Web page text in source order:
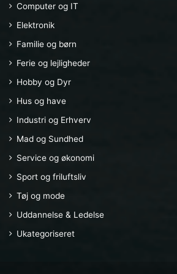
Computer og IT
Elektronik
Familie og børn
Ferie og lejligheder
Hobby og Dyr
Hus og have
Industri og Erhverv
Mad og Sundhed
Service og økonomi
Sport og friluftsliv
Tøj og mode
Uddannelse & Ledelse
Ukategoriseret